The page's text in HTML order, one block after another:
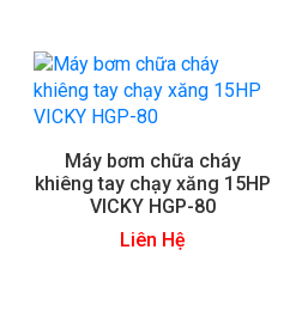
Máy bơm chữa cháy
khiêng tay chạy xăng 15HP
VICKY HGP-80
Liên Hệ